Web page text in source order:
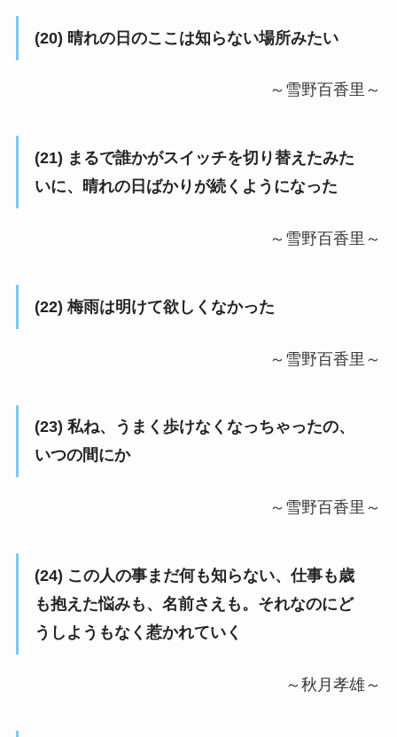
(20) 晴れの日のここは知らない場所みたい
～雪野百香里～
(21) まるで誰かがスイッチを切り替えたみた
いに、晴れの日ばかりが続くようになった
～雪野百香里～
(22) 梅雨は明けて欲しくなかった
～雪野百香里～
(23) 私ね、うまく歩けなくなっちゃったの、
いつの間にか
～雪野百香里～
(24) この人の事まだ何も知らない、仕事も歳
も抱えた悩みも、名前さえも。それなのにど
うしようもなく惹かれていく
～秋月孝雄～